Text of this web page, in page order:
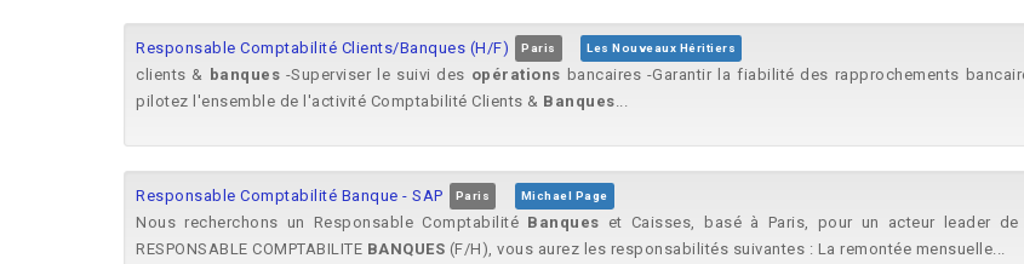
Responsable Comptabilité Clients/Banques (H/F) Paris Les Nouveaux Héritiers
clients & banques -Superviser le suivi des opérations bancaires -Garantir la fiabilité des rapprochements
pilotez l'ensemble de l'activité Comptabilité Clients & Banques...
Responsable Comptabilité Banque - SAP Paris Michael Page
Nous recherchons un Responsable Comptabilité Banques et Caisses, basé à Paris, pour un acteur leader
RESPONSABLE COMPTABILITE BANQUES (F/H), vous aurez les responsabilités suivantes : La remontée mensuelle...